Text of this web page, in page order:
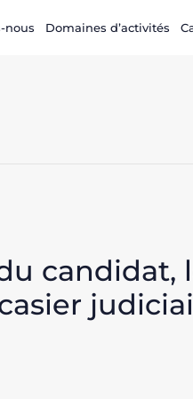
nous Domaines d’activités
candidat,